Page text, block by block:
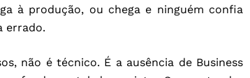
à produção, ou chega e ninguém confia
errado.
não é técnico. É a ausência de Business